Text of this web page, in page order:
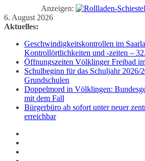
Anzeigen:
Zum
Inhalt
6. August 2026
Aktuelles:
Geschwindigkeitskontrollen im
Kontrollörtlichkeiten und -zeiten –
Öffnungszeiten Völklinger Freibad
Schulbeginn für das Schuljahr 2026/
Grundschulen
Doppelmord in Völklingen:
mit dem Fall
Bürgerbüro ab sofort unter neuer
erreichbar